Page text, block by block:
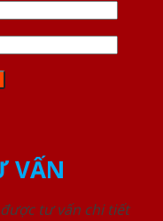
VẤN
tư vấn chi tiết